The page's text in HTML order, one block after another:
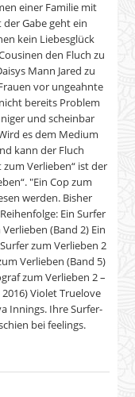
einer Familie mit
Gabe geht ein
kein Liebesglück
den Fluch zu
Mann Jared zu
vor ungeahnte
bereits Problem
und scheinbar
es dem Medium
kann der Fluch
Verlieben“ ist der
"Ein Cop zum
werden. Bisher
Ein Surfer
(Band 2) Ein
zum Verlieben 2
Verlieben (Band 5)
zum Verlieben 2 –
Violet Truelove
Innings. Ihre Surfer-
bei feelings.